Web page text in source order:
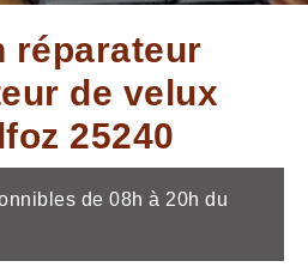
réparateur
de velux
25240
de 08h à 20h du